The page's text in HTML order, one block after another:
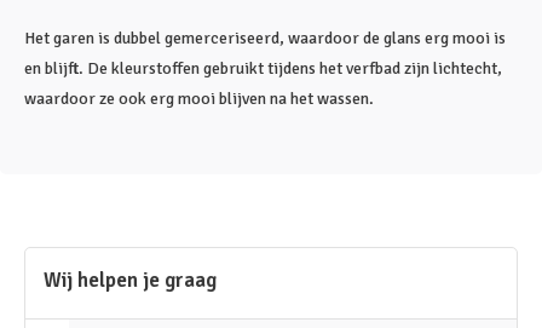
Het garen is dubbel gemerceriseerd, waardoor de glans erg mooi is
en blijft. De kleurstoffen gebruikt tijdens het verfbad zijn lichtecht,
waardoor ze ook erg mooi blijven na het wassen.
Wij helpen je graag